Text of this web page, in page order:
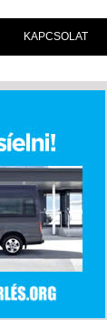
KAPCSOLAT